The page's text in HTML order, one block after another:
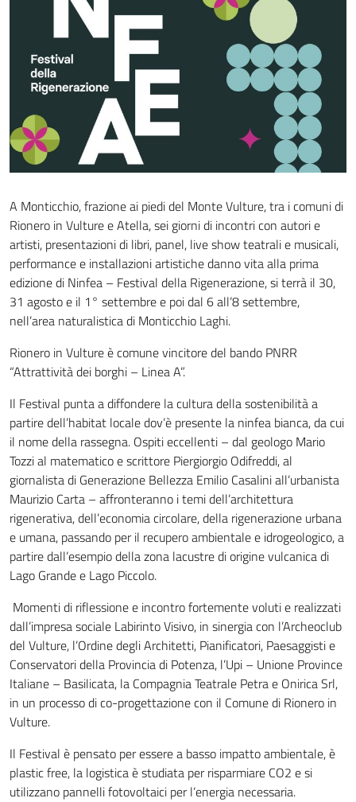
A Monticchio, frazione ai piedi del Monte Vulture, tra i comuni di
Rionero in Vulture e Atella, sei giorni di incontri con autori e
artisti, presentazioni di libri, panel, live show teatrali e musicali,
performance e installazioni artistiche danno vita alla prima
edizione di Ninfea – Festival della Rigenerazione, si terrà il 30,
31 agosto e il 1° settembre e poi dal 6 all’8 settembre,
nell’area naturalistica di Monticchio Laghi.
Rionero in Vulture è comune vincitore del bando PNRR
“Attrattività dei borghi – Linea A”.
Il Festival punta a diffondere la cultura della sostenibilità a
partire dell’habitat locale dov’è presente la ninfea bianca, da cui
il nome della rassegna. Ospiti eccellenti – dal geologo Mario
Tozzi al matematico e scrittore Piergiorgio Odifreddi, al
giornalista di Generazione Bellezza Emilio Casalini all’urbanista
Maurizio Carta – affronteranno i temi dell’architettura
rigenerativa, dell’economia circolare, della rigenerazione urbana
e umana, passando per il recupero ambientale e idrogeologico, a
partire dall’esempio della zona lacustre di origine vulcanica di
Lago Grande e Lago Piccolo.
Momenti di riflessione e incontro fortemente voluti e realizzati
dall’impresa sociale Labirinto Visivo, in sinergia con l’Archeoclub
del Vulture, l’Ordine degli Architetti, Pianificatori, Paesaggisti e
Conservatori della Provincia di Potenza, l’Upi – Unione Province
Italiane – Basilicata, la Compagnia Teatrale Petra e Onirica Srl,
in un processo di co-progettazione con il Comune di Rionero in
Vulture.
Il Festival è pensato per essere a basso impatto ambientale, è
plastic free, la logistica è studiata per risparmiare CO2 e si
utilizzano pannelli fotovoltaici per l’energia necessaria.